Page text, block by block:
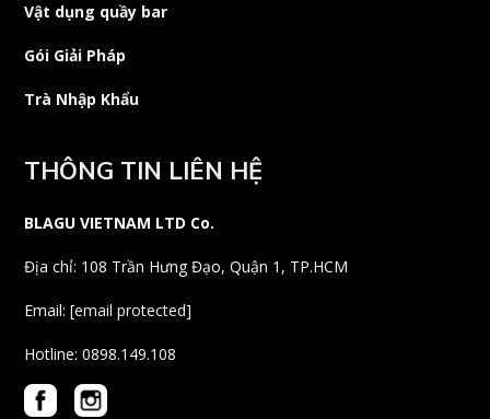
Vật dụng quầy bar
Gói Giải Pháp
Trà Nhập Khẩu
THÔNG TIN LIÊN HỆ
BLAGU VIETNAM LTD Co.
Địa chỉ: 108 Trần Hưng Đạo, Quận 1, TP.HCM
Email:[email protected]
Hotline: 0898.149.108